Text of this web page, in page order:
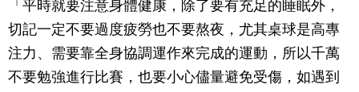
「平時就要注意身體健康，除了要有充足的睡眠外，
切記一定不要過度疲勞也不要熬夜，尤其桌球是高專
注力、需要靠全身協調運作來完成的運動，所以千萬
不要勉強進行比賽，也要小心儘量避免受傷，如遇到